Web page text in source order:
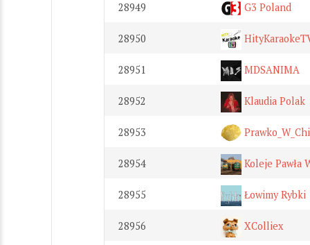
28949 G3 Poland
28950
28951 MDSANIMA
28952 Klaudia Polak
28953
28954 Koleje Pawła
28955 Łowimy Rybki
28956 XColliex